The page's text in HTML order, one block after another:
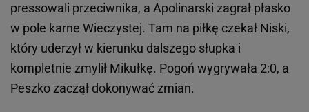
pressowali przeciwnika, a Apolinarski zagrał płasko
w pole karne Wieczystej. Tam na piłkę czekał Niski,
który uderzył w kierunku dalszego słupka i
kompletnie zmylił Mikułkę. Pogoń wygrywała 2:0, a
Peszko zaczął dokonywać zmian.